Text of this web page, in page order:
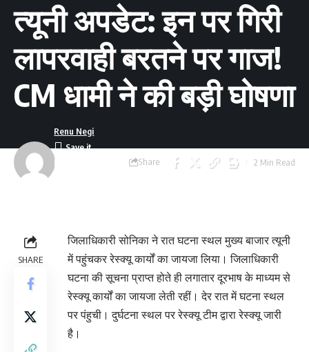
त्यूनी अपडेट: इन पर गिरी
लापरवाही बरतने पर गाज!
CM धामी ने की बड़ी घोषणा
Last updated:
Renu Negi
Share 2 Min Read
SHARE
जिलाधिकारी सोनिका ने रात घटना स्थल मुख्य बाजार त्यूनी
में पहुंचकर रेस्क्यू कार्यों का जायजा लिया। जिलाधिकारी
घटना की सूचना प्राप्त होते ही लगातार दूरभाष के माध्यम से
रेस्क्यू कार्यों का जायजा लेती रहीं। देर रात में घटना स्थल
पर पंहुची। दुर्घटना स्थल पर रेस्क्यू टीम द्वारा रेस्क्यू जारी
है।